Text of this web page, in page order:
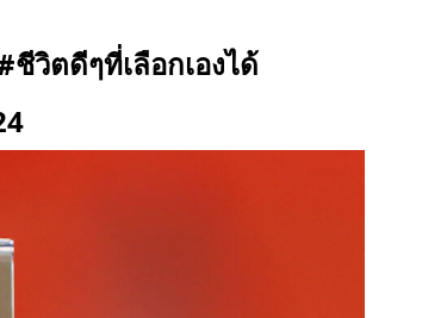
ชีวิตดีๆที่เลือกเองได้